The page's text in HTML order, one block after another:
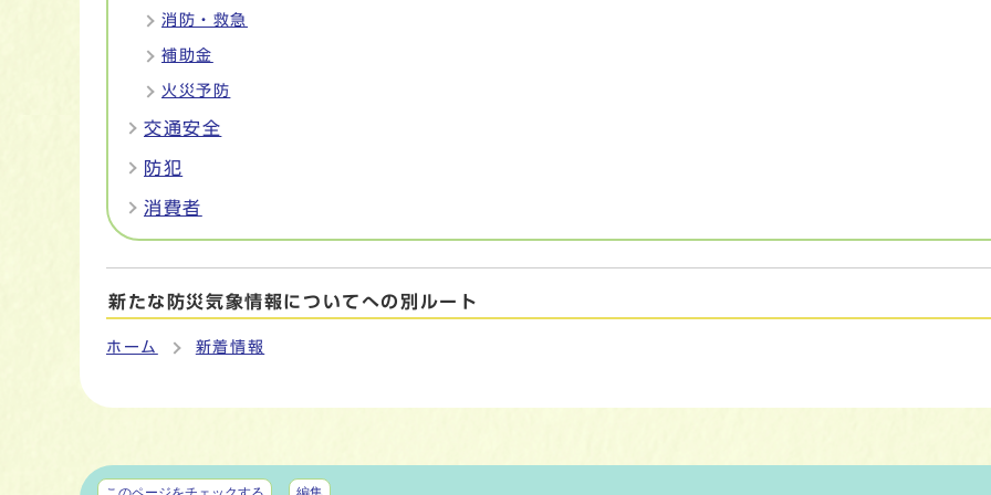
消防・救急
補助金
火災予防
交通安全
防犯
消費者
新たな防災気象情報についてへの別ルート
ホーム 新着情報
マイページ